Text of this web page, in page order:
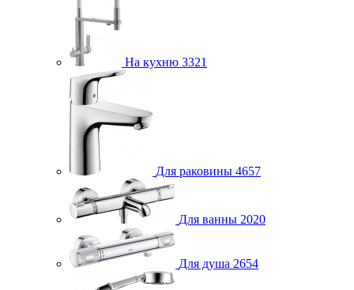
На кухню 3321
Для раковины 4657
Для ванны 2020
Для душа 2654